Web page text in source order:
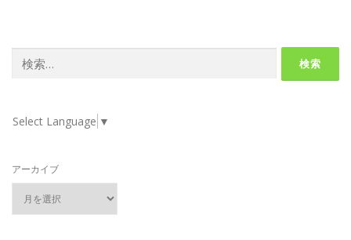
索:
Select Language ▼
アーカイブ